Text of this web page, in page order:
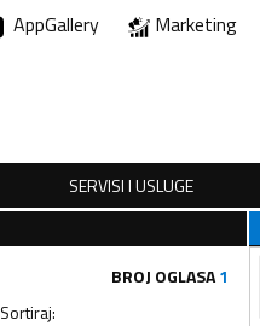
AppGallery Marketing
SERVISI I USLUGE
BROJ OGLASA1
Sortiraj: